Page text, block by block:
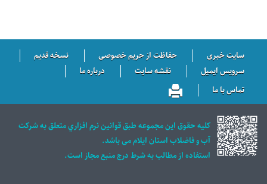
خبری حفاظت از حریم خصوصی
نسخه قدیم
ایمیل
نقشه سایت
درباره ما
با ما
كليه حقوق اين مجموعه طبق قوانين نرم افزاري متعلق به شركت
آب و فاضلاب استان ايلام می باشد.
استفاده از مطالب به شرط درج منبع مجاز است.